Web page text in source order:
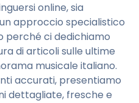
online, sia
approccio specialistico
perché ci dedichiamo
di articoli sulle ultime
musicale italiano.
accurati, presentiamo
dettagliate, fresche e